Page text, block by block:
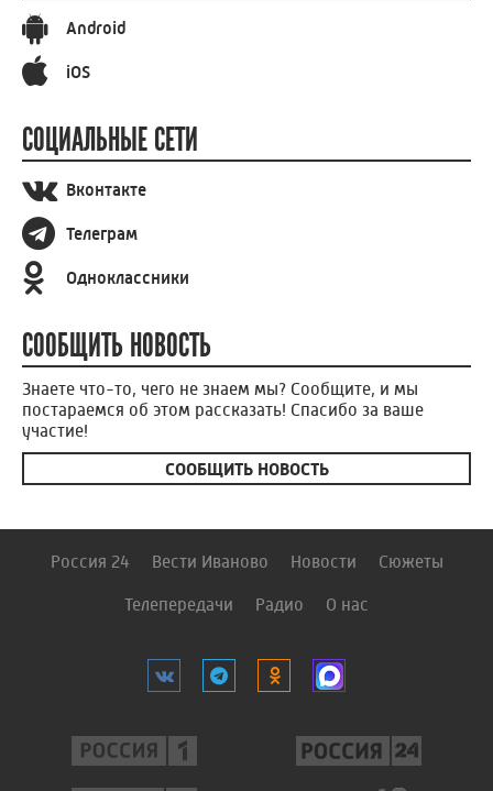
Android
iOS
СОЦИАЛЬНЫЕ СЕТИ
Вконтакте
Телеграм
Одноклассники
СООБЩИТЬ НОВОСТЬ
Знаете что-то, чего не знаем мы? Сообщите, и мы
постараемся об этом рассказать! Спасибо за ваше
участие!
СООБЩИТЬ НОВОСТЬ
Россия 24 Вести Иваново Новости Сюжеты
Телепередачи Радио О нас